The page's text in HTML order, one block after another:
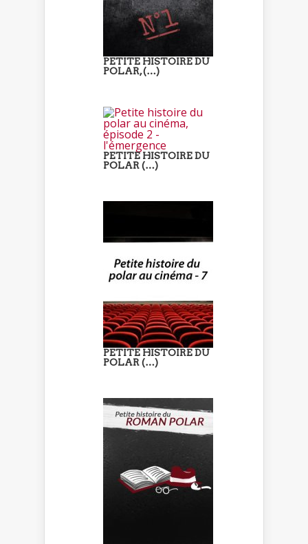
PETITE HISTOIRE DU
POLAR, (…)
PETITE HISTOIRE DU
POLAR (…)
PETITE HISTOIRE DU
POLAR (…)